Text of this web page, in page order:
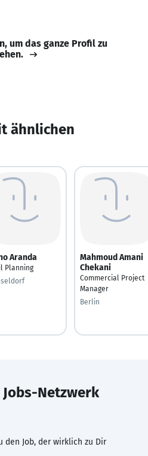
um das ganze Profil zu
ähnlichen
Aranda
Planning
Mahmoud Amani
Chekani
Commercial Project
Manager
Berlin
Jobs-Netzwerk
den Job, der wirklich zu Dir